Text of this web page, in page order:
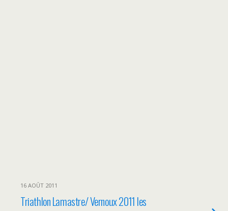
16 AOÛT 2011
Triathlon Lamastre/ Vernoux 2011 les